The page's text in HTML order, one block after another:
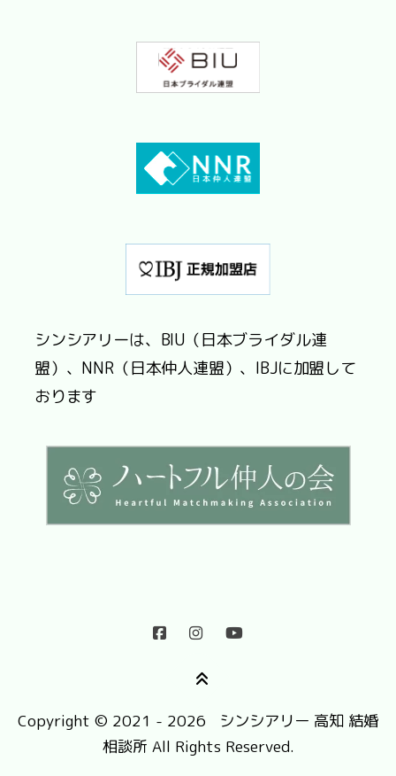
シンシアリーは、BIU（日本ブライダル連
盟）、NNR（日本仲人連盟）、IBJに加盟して
おります
Copyright © 2021 - 2026 シンシアリー 高知 結婚
相談所 All Rights Reserved.